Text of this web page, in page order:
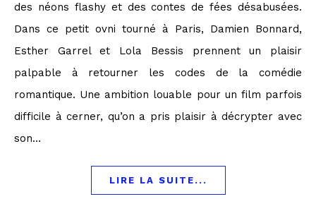
des néons flashy et des contes de fées désabusées.
Dans ce petit ovni tourné à Paris, Damien Bonnard,
Esther Garrel et Lola Bessis prennent un plaisir
palpable à retourner les codes de la comédie
romantique. Une ambition louable pour un film parfois
difficile à cerner, qu’on a pris plaisir à décrypter avec
son…
LIRE LA SUITE...